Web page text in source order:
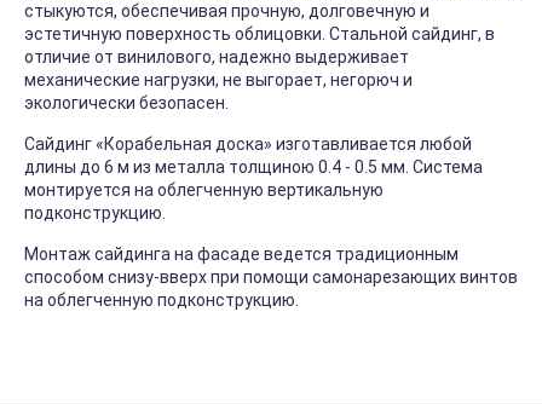
стыкуются, обеспечивая прочную, долговечную и
эстетичную поверхность облицовки. Стальной сайдинг, в
отличие от винилового, надежно выдерживает
механические нагрузки, не выгорает, негорюч и
экологически безопасен.
Сайдинг «Корабельная доска» изготавливается любой
длины до 6 м из металла толщиною 0.4 - 0.5 мм. Система
монтируется на облегченную вертикальную
подконструкцию.
Монтаж сайдинга на фасаде ведется традиционным
способом снизу-вверх при помощи самонарезающих винтов
на облегченную подконструкцию.